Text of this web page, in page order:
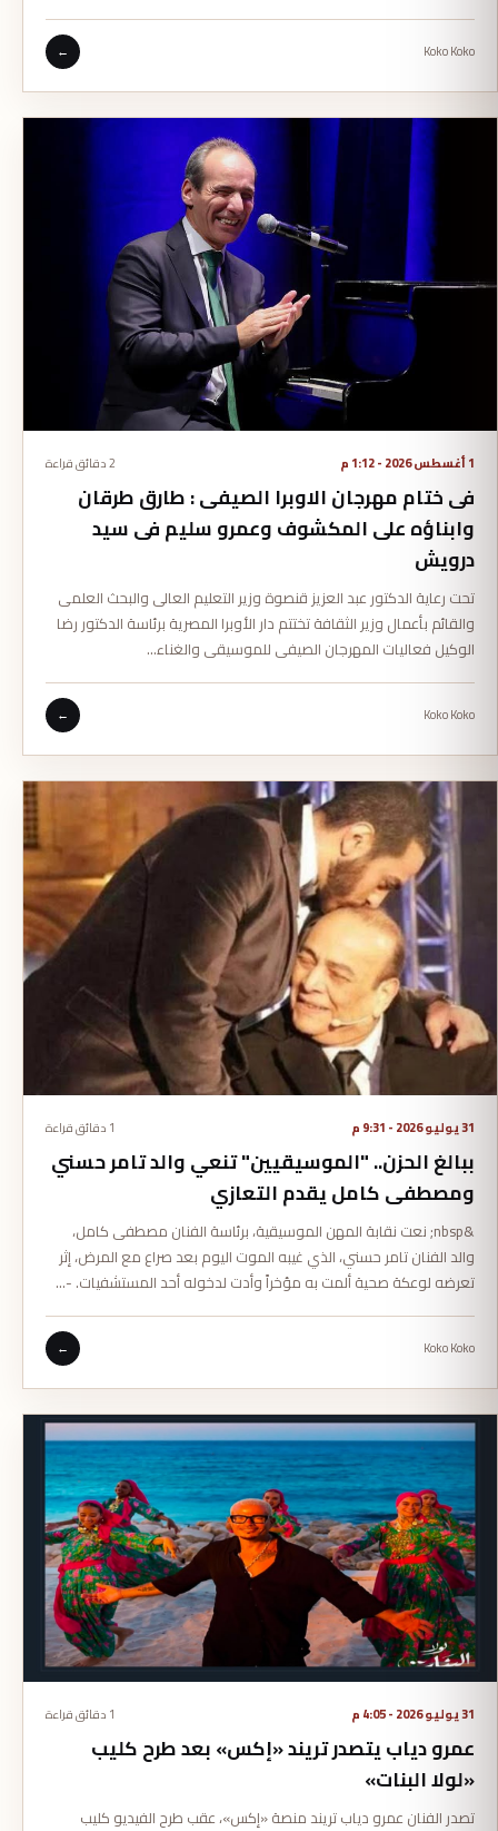
Koko Koko
←
1 أغسطس 2026 - 1:12 م 2 دقائق قراءة
فى ختام مهرجان الاوبرا الصيفى : طارق طرقان
وابناؤه على المكشوف وعمرو سليم فى سيد
درويش
تحت رعاية الدكتور عبد العزيز قنصوة وزير التعليم العالى والبحث العلمى
والقائم بأعمال وزير الثقافة تختتم دار الأوبرا المصرية برئاسة الدكتور رضا
الوكيل فعاليات المهرجان الصيفى للموسيقى والغناء…
Koko Koko
←
31 يوليو 2026 - 9:31 م 1 دقائق قراءة
ببالغ الحزن.. "الموسيقيين" تنعي والد تامر حسني
ومصطفى كامل يقدم التعازي
&nbsp; نعت نقابة المهن الموسيقية، برئاسة الفنان مصطفى كامل،
والد الفنان تامر حسني، الذي غيبه الموت اليوم بعد صراع مع المرض، إثر
تعرضه لوعكة صحية ألمت به مؤخراً وأدت لدخوله أحد المستشفيات. -…
Koko Koko
←
31 يوليو 2026 - 4:05 م 1 دقائق قراءة
عمرو دياب يتصدر تريند «إكس» بعد طرح كليب
«لولا البنات»
تصدر الفنان عمرو دياب تريند منصة «إكس»، عقب طرح الفيديو كليب